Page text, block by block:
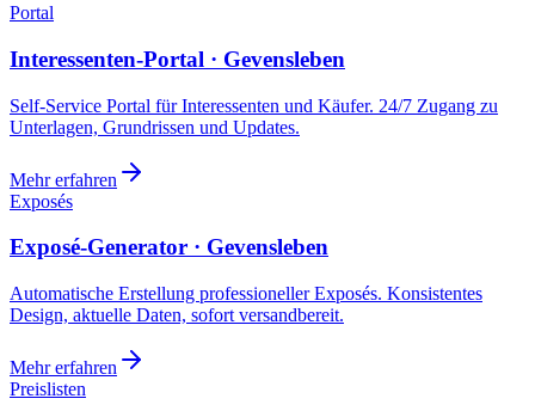
Portal
Interessenten-Portal · Gevensleben
Self-Service Portal für Interessenten und Käufer. 24/7 Zugang zu
Unterlagen, Grundrissen und Updates.
Mehr erfahren
Exposés
Exposé-Generator · Gevensleben
Automatische Erstellung professioneller Exposés. Konsistentes
Design, aktuelle Daten, sofort versandbereit.
Mehr erfahren
Preislisten